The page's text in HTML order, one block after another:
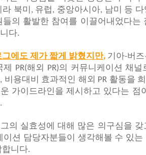
라 북미 , 유럽, 중앙아시아, 남미 등 다
들의 활발한 참여를 이끌어내었다는
다.
그에도 제가 짧게 밝혔지만, 기아-버
제 PR(해외 PR)의 커뮤니케이션 채널
, 비용대비 효과적인 해외 PR 활동을
가이드라인을 제시하고 있다는 점
.
의 실효성에 대해 많은 의구심을 갖
이션 담당자분들이 생각해볼 수 있는
합니다.